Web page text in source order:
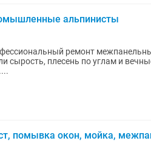
альпинисты
ремонт
сырость, плесень по углам и
помывка окон, мойка,